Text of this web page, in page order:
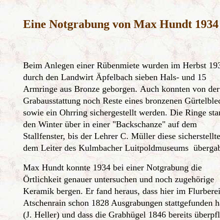
Eine Notgrabung von Max Hundt 1934
Beim Anlegen einer Rübenmiete wurden im Herbst
durch den Landwirt Äpfelbach sieben Hals- und 15
Armringe aus Bronze geborgen. Auch konnten von der
Grabausstattung noch Reste eines bronzenen
sowie ein Ohrring sichergestellt werden. Die Ringe
den Winter über in einer "Backschanze" auf dem
Stallfenster, bis der Lehrer C. Müller diese
dem Leiter des Kulmbacher Luitpoldmuseums
Max Hundt konnte 1934 bei einer Notgrabung die
Örtlichkeit genauer untersuchen und noch zugehörige
Keramik bergen. Er fand heraus, dass hier im
Atschenrain schon 1828 Ausgrabungen stattgefunden
(J. Heller) und dass die Grabhügel 1846 bereits